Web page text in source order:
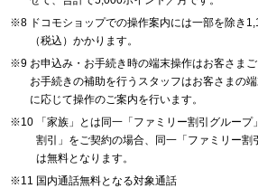
ドコモショップでの操作案内には一部を除き
（税込）かかります。
お申込み・お手続き時の端末操作はお客さま
お手続きの補助を行うスタッフはお客さまの
に応じて操作のご案内を行います。
「家族」とは同一「ファミリー割引グルー
割引」をご契約の場合、同一「ファミリー割
は無料となります。
国内通話無料となる対象通話